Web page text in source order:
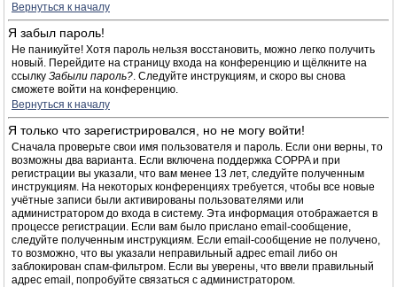
Вернуться к началу
Я забыл пароль!
Не паникуйте! Хотя пароль нельзя восстановить, можно легко получить
новый. Перейдите на страницу входа на конференцию и щёлкните на
ссылку Забыли пароль?. Следуйте инструкциям, и скоро вы снова
сможете войти на конференцию.
Вернуться к началу
Я только что зарегистрировался, но не могу войти!
Сначала проверьте свои имя пользователя и пароль. Если они верны, то
возможны два варианта. Если включена поддержка COPPA и при
регистрации вы указали, что вам менее 13 лет, следуйте полученным
инструкциям. На некоторых конференциях требуется, чтобы все новые
учётные записи были активированы пользователями или
администратором до входа в систему. Эта информация отображается в
процессе регистрации. Если вам было прислано email-сообщение,
следуйте полученным инструкциям. Если email-сообщение не получено,
то возможно, что вы указали неправильный адрес email либо он
заблокирован спам-фильтром. Если вы уверены, что ввели правильный
адрес email, попробуйте связаться с администратором.